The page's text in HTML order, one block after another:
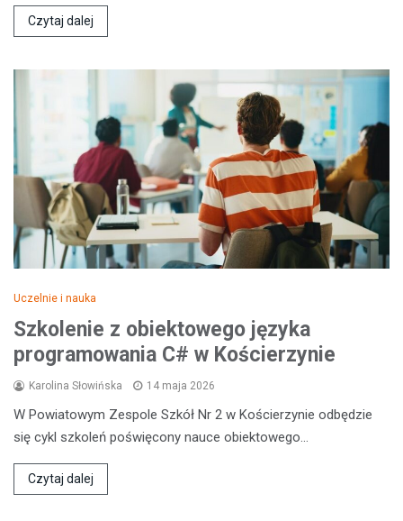
Czytaj dalej
Uczelnie i nauka
Szkolenie z obiektowego języka
programowania C# w Kościerzynie
Karolina Słowińska 14 maja 2026
W Powiatowym Zespole Szkół Nr 2 w Kościerzynie odbędzie
się cykl szkoleń poświęcony nauce obiektowego…
Czytaj dalej